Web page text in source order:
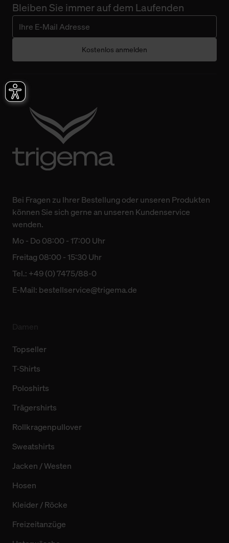
Bleiben Sie immer auf dem Laufenden
Kostenlos anmelden
Bei Fragen zu Ihrer Bestellung oder unseren Produkten
können Sie sich gerne an unseren Kundenservice
wenden.
Mo - Do 08:00 - 17:00 Uhr
Freitag 08:00 - 15:30 Uhr
Tel.: +49 (0) 7475/88-0
E-Mail: bestellservice@trigema.de
Topseller
T-Shirts
Poloshirts
Trägershirts
Rollkragenpullover
Sweatshirts
Jacken / Westen
Hosen
Kleider / Röcke
Freizeitanzüge